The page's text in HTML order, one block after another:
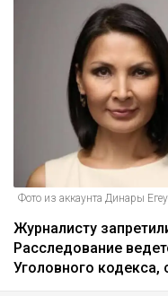
Фото из аккаунта Динары
Журналисту
Расследование
Уголовного кодекса,